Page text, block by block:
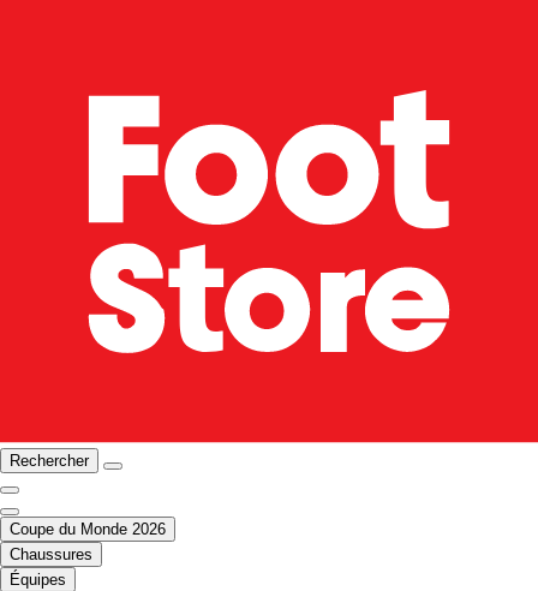
Rechercher
Coupe du Monde 2026
Chaussures
Équipes